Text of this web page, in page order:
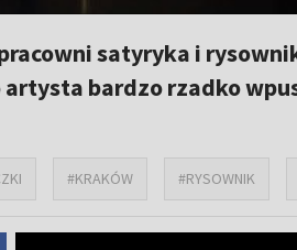
satyryka i
bardzo rzadko
#KRAKÓW #RYSOWNIK